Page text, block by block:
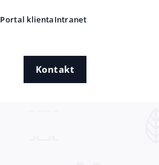
Portal klientaIntranet
Kontakt